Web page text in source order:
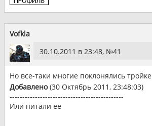
Vofkla
30.10.2011 в 23:48, №41
Но все-таки многие поклонялись тройке
Добавлено(30 Октябрь 2011, 23:48:03)
---------------------------------------------
Или питали ее